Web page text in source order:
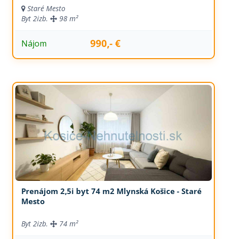
Staré Mesto
Byt 2izb. 98 m²
Nájom 990,- €
Prenájom 2,5i byt 74 m2 Mlynská Košice - Staré
Mesto
Byt 2izb. 74 m²